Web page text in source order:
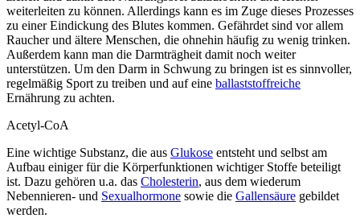
weiterleiten zu können. Allerdings kann es im Zuge dieses Prozesses
zu einer Eindickung des Blutes kommen. Gefährdet sind vor allem
Raucher und ältere Menschen, die ohnehin häufig zu wenig trinken.
Außerdem kann man die Darmträgheit damit noch weiter
unterstützen. Um den Darm in Schwung zu bringen ist es sinnvoller,
regelmäßig Sport zu treiben und auf eine ballaststoffreiche
Ernährung zu achten.
Acetyl-CoA
Eine wichtige Substanz, die aus Glukose entsteht und selbst am
Aufbau einiger für die Körperfunktionen wichtiger Stoffe beteiligt
ist. Dazu gehören u.a. das Cholesterin, aus dem wiederum
Nebennieren- und Sexualhormone sowie die Gallensäure gebildet
werden.